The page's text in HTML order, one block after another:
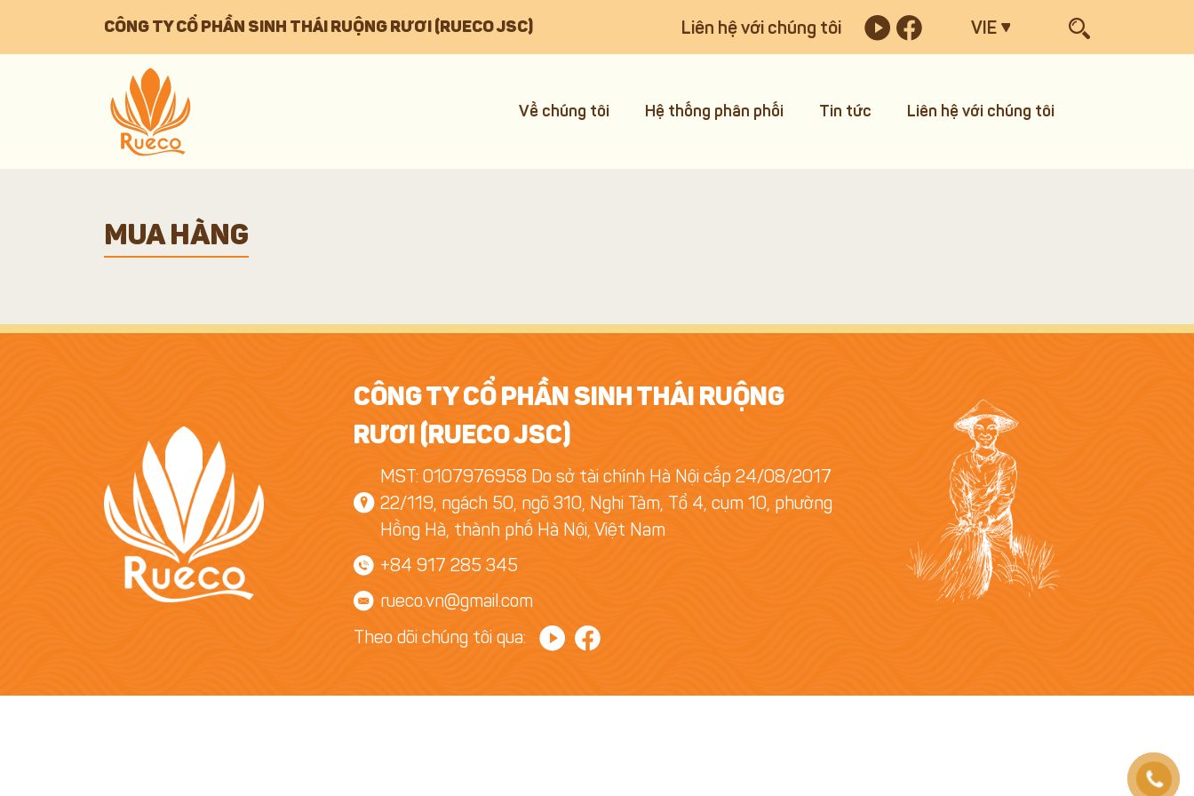
CÔNG TY CỔ PHẦN SINH THÁI RUỘNG RƯƠI (RUECO JSC) Liên hệ với chúng tôi VIE
Về chúng tôi Hệ thống phân phối Tin tức Liên hệ với chúng tôi
MUA HÀNG
CÔNG TY CỔ PHẦN SINH THÁI RUỘNG
RƯƠI (RUECO JSC)
MST: 0107976958 Do sở tài chính Hà Nội cấp 24/08/2017
22/119, ngách 50, ngõ 310, Nghi Tàm, Tổ 4, cụm 10, phường
Hồng Hà, thành phố Hà Nội, Việt Nam
+84 917 285 345
rueco.vn@gmail.com
Theo dõi chúng tôi qua: